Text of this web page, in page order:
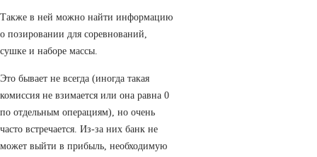
Также в ней можно найти информацию
о позировании для соревнований,
сушке и наборе массы.
Это бывает не всегда (иногда такая
комиссия не взимается или она равна 0
по отдельным операциям), но очень
часто встречается. Из-за них банк не
может выйти в прибыль, необходимую